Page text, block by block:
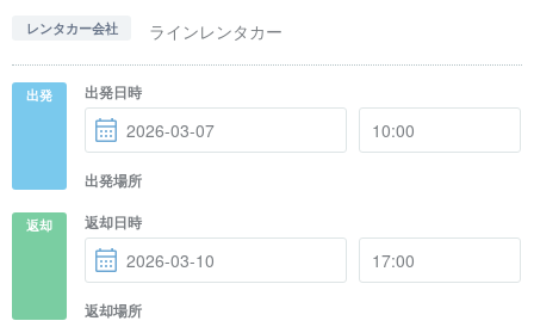
レンタカー会社 ラインレンタカー
出発 出発日時
出発場所
返却 返却日時
返却場所